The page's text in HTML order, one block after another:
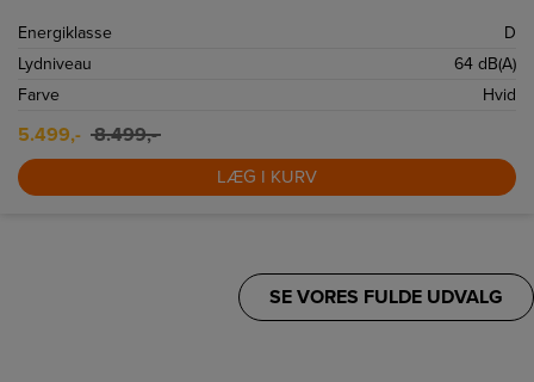
Energiklasse
D
Lydniveau
64 dB(A)
Farve
Hvid
5.499,- 8.499,-
LÆG I KURV
SE VORES FULDE UDVALG